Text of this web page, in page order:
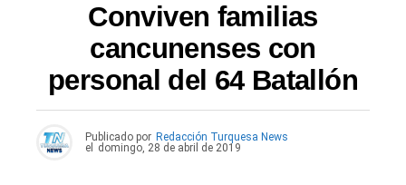
Conviven familias
cancunenses con
personal del 64 Batallón
Publicado por Redacción Turquesa News
el
domingo, 28 de abril de 2019